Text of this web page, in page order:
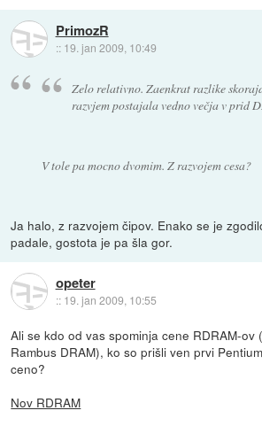
PrimozR
:: 19. jan 2009, 10:49
Zelo relativno. Zaenkrat razlike
razvjem postajala vedno večja v prid
V tole pa mocno dvomim. Z razvojem cesa?
Ja halo, z razvojem čipov. Enako se je
padale, gostota je pa šla gor.
opeter
:: 19. jan 2009, 10:55
Ali se kdo od vas spominja cene RDRAM-ov
Rambus DRAM), ko so prišli ven prvi
ceno?
Nov RDRAM